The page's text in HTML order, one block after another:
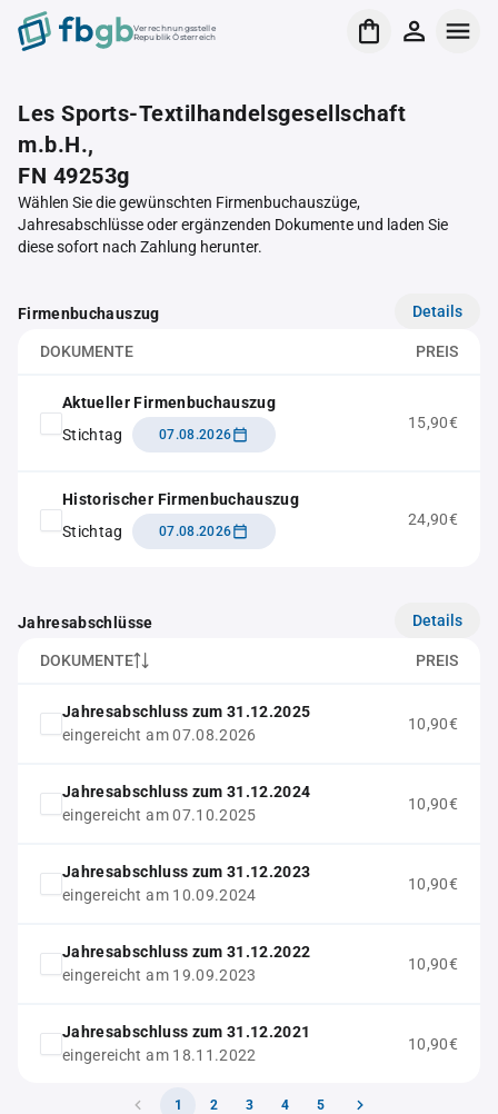
Verrechnungsstelle
Republik Österreich
Les Sports-Textilhandelsgesellschaft
m.b.H.,
FN 49253g
Wählen Sie die gewünschten Firmenbuchauszüge,
Jahresabschlüsse oder ergänzenden Dokumente und laden Sie
diese sofort nach Zahlung herunter.
Firmenbuchauszug Details
DOKUMENTE PREIS
Aktueller Firmenbuchauszug
Stichtag
07.08.2026
15,90€
Historischer Firmenbuchauszug
Stichtag
07.08.2026
24,90€
Jahresabschlüsse Details
DOKUMENTE PREIS
Jahresabschluss zum 31.12.2025
eingereicht am 07.08.2026
10,90€
Jahresabschluss zum 31.12.2024
eingereicht am 07.10.2025
10,90€
Jahresabschluss zum 31.12.2023
eingereicht am 10.09.2024
10,90€
Jahresabschluss zum 31.12.2022
eingereicht am 19.09.2023
10,90€
Jahresabschluss zum 31.12.2021
eingereicht am 18.11.2022
10,90€
1 2 3 4 5